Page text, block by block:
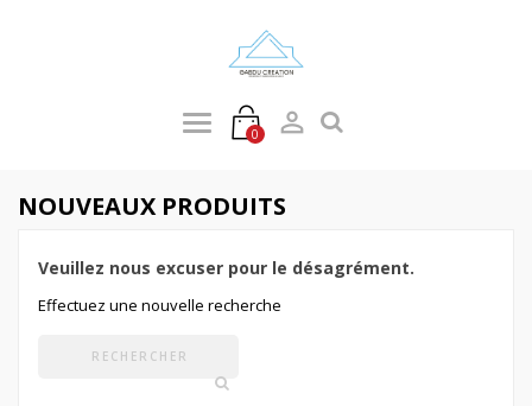
0 
NOUVEAUX PRODUITS
Veuillez nous excuser pour le désagrément.
Effectuez une nouvelle recherche